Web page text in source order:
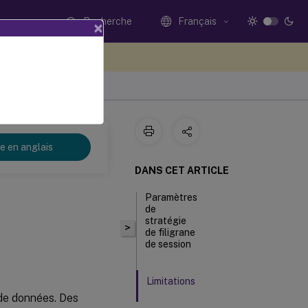
Recherche Français
en anglais
données. Des
>
DANS CET ARTICLE
Paramètres
de
stratégie
de filigrane
de session
Limitations
×